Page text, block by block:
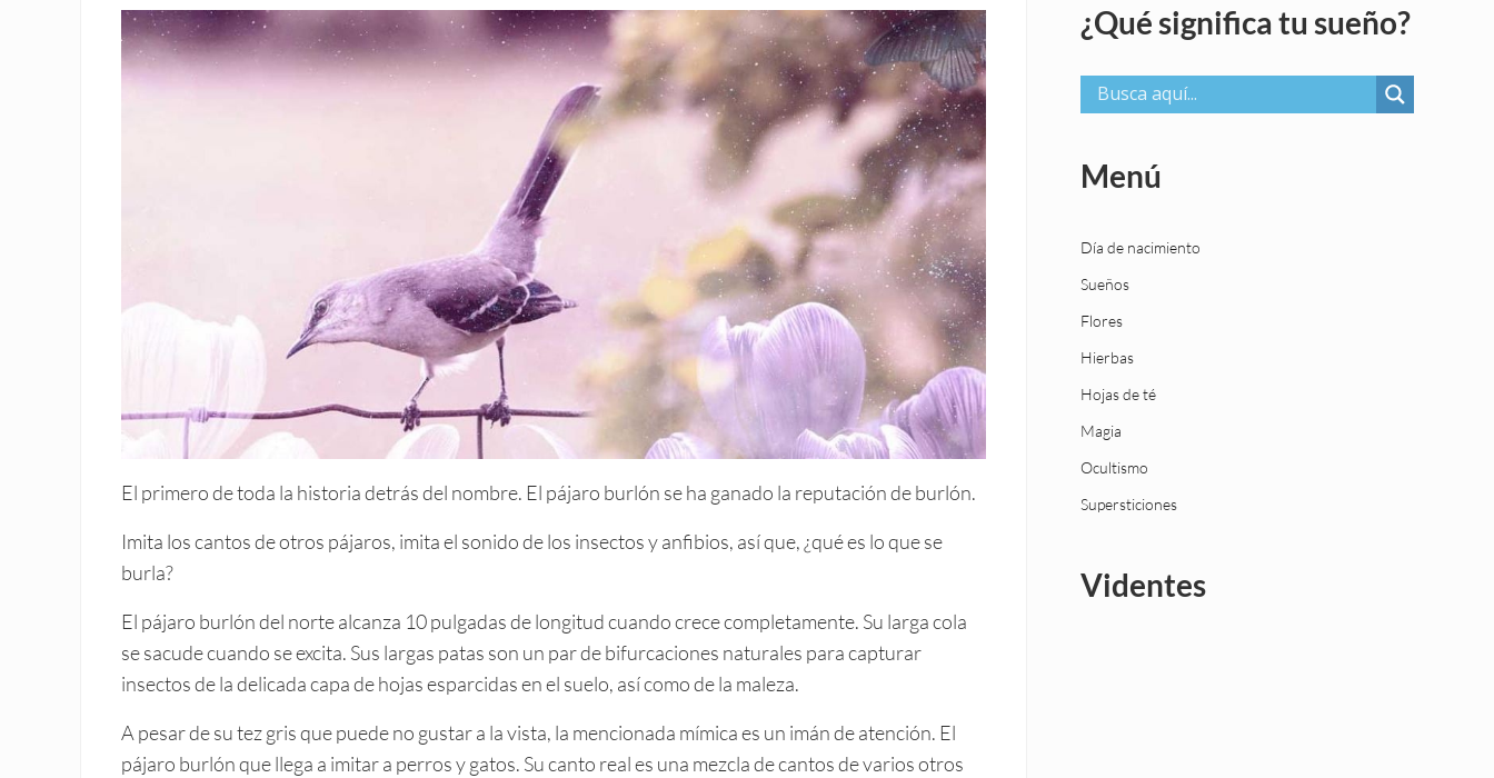
El primero de toda la historia detrás del nombre. El pájaro burlón se ha ganado la reputación de burlón.
Imita los cantos de otros pájaros, imita el sonido de los insectos y anfibios, así que, ¿qué es lo que se
burla?
El pájaro burlón del norte alcanza 10 pulgadas de longitud cuando crece completamente. Su larga cola
se sacude cuando se excita. Sus largas patas son un par de bifurcaciones naturales para capturar
insectos de la delicada capa de hojas esparcidas en el suelo, así como de la maleza.
A pesar de su tez gris que puede no gustar a la vista, la mencionada mímica es un imán de atención. El
pájaro burlón que llega a imitar a perros y gatos. Su canto real es una mezcla de cantos de varios otros
¿Qué significa tu sueño?
Menú
Día de nacimiento
Sueños
Flores
Hierbas
Hojas de té
Magia
Ocultismo
Supersticiones
Videntes